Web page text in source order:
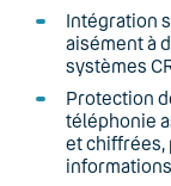
Intégration
aisément à
systèmes
Protection
téléphonie
et chiffrées,